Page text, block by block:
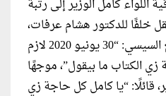
اللواء كامل الوزير إلى رتبة
خلفًا للدكتور هشام عرفات،
وزير النقل المستقيل، وتابع السيسي: “30 يونيو 2020 لازم
الكتاب ما بيقول”، موجهًا
قائلًا: “يا كامل كل حاجة زي